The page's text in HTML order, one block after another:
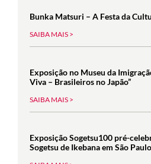
Bunka Matsuri – A Festa da
SAIBA MAIS >
Exposição no Museu da
Viva – Brasileiros no Japão”
SAIBA MAIS >
Exposição Sogetsu100 pré-
Sogetsu de Ikebana em São Paulo